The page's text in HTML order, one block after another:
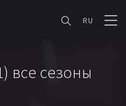
RU
все сезоны